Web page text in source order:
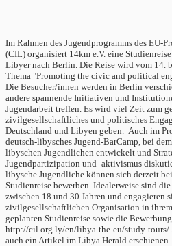
Im Rahmen des Jugendprogramms des
(CIL) organisiert 14km e.V. eine
Libyer nach Berlin. Die Reise wird vom 14.
Thema "Promoting the civic and political
Die Besucher/innen werden in Berlin
andere spannende Initiativen und
Jugendarbeit treffen. Es wird viel Zeit zum
zivilgesellschaftliches und politisches
Deutschland und Libyen geben. Auch im
deutsch-libysches Jugend-BarCamp, bei
libyschen Jugendlichen entwickelt und
Jugendpartizipation und -aktivismus
libysche Jugendliche können sich derzeit
Studienreise bewerben. Idealerweise sind
zwischen 18 und 30 Jahren und engagieren
zivilgesellschaftlichen Organisation in
geplanten Studienreise sowie die
http://cil.org.ly/en/libya-the-eu/study-tours/
auch ein Artikel im Libya Herald erschienen.